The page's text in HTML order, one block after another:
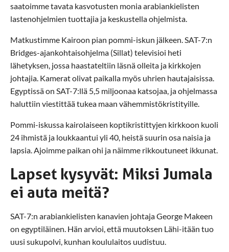
saatoimme tavata kasvotusten monia arabiankielisten
lastenohjelmien tuottajia ja keskustella ohjelmista.
Matkustimme Kairoon pian pommi-iskun jälkeen. SAT-7:n
Bridges-ajankohtaisohjelma (Sillat) televisioi heti
lähetyksen, jossa haastateltiin läsnä olleita ja kirkkojen
johtajia. Kamerat olivat paikalla myös uhrien hautajaisissa.
Egyptissä on SAT-7:llä 5,5 miljoonaa katsojaa, ja ohjelmassa
haluttiin viestittää tukea maan vähemmistökristityille.
Pommi-iskussa kairolaiseen koptikristittyjen kirkkoon kuoli
24 ihmistä ja loukkaantui yli 40, heistä suurin osa naisia ja
lapsia. Ajoimme paikan ohi ja näimme rikkoutuneet ikkunat.
Lapset kysyvät: Miksi Jumala
ei auta meitä?
SAT-7:n arabiankielisten kanavien johtaja George Makeen
on egyptiläinen. Hän arvioi, että muutoksen Lähi-itään tuo
uusi sukupolvi, kunhan koululaitos uudistuu.